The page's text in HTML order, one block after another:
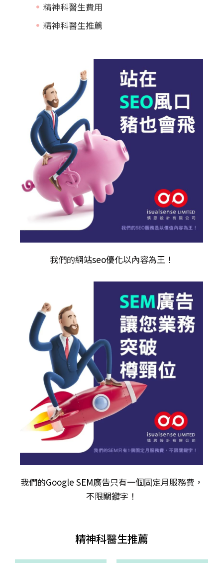
精神科醫生費用
精神科醫生推薦
我們的網站seo優化以內容為王！
我們的Google SEM廣告只有一個固定月服務費，
不限關𨫡字！
精神科醫生推薦